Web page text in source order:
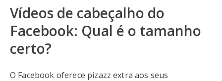
Vídeos de cabeçalho do
Facebook: Qual é o tamanho
certo?
O Facebook oferece pizazz extra aos seus